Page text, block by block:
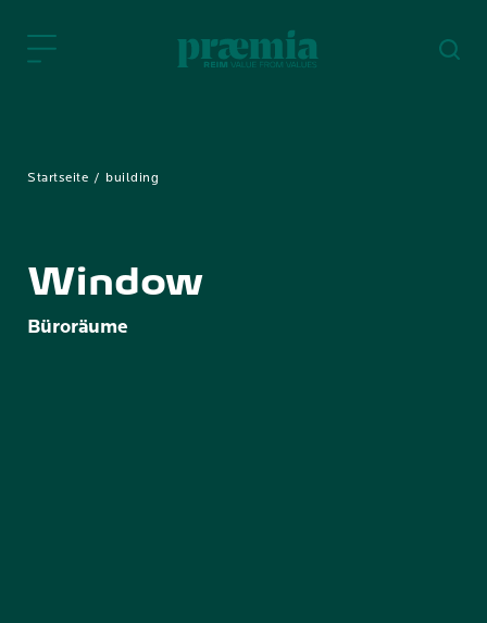
Startseite building
Window
Büroräume